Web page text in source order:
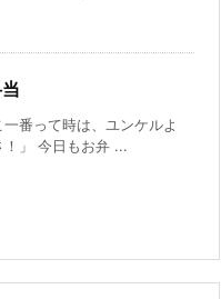
番って時は、ユンケルよ
！」 今日もお弁 ...